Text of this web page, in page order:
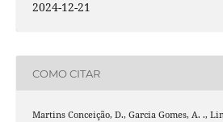
2024-12-21
COMO CITAR
Martins Conceição, D., Garcia Gomes, A. .,